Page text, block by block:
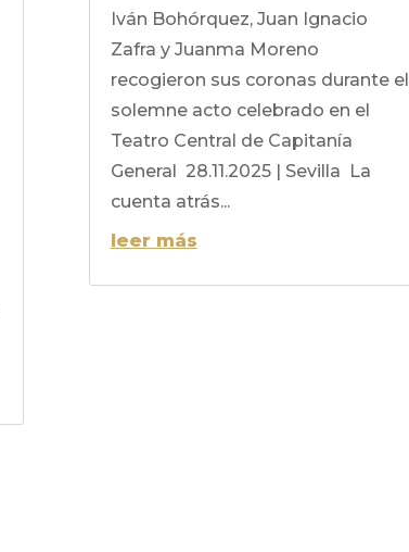
Iván Bohórquez, Juan Ignacio
Zafra y Juanma Moreno
recogieron sus coronas durante el
solemne acto celebrado en el
Teatro Central de Capitanía
General 28.11.2025 | Sevilla La
cuenta atrás...
leer más